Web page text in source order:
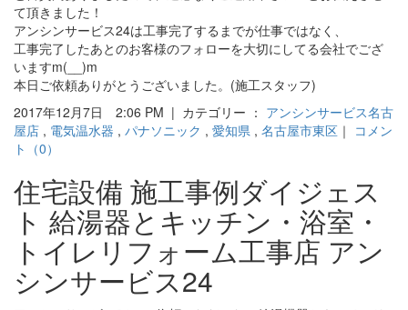
て頂きました！
アンシンサービス24は工事完了するまでが仕事ではなく、
工事完了したあとのお客様のフォローを大切にしてる会社でござ
いますm(__)m
本日ご依頼ありがとうございました。(施工スタッフ)
2017年12月7日 2:06 PM | カテゴリー ： アンシンサービス名古
屋店 , 電気温水器 , パナソニック , 愛知県 , 名古屋市東区 ｜ コメン
ト（0）
住宅設備 施工事例ダイジェス
ト 給湯器とキッチン・浴室・
トイレリフォーム工事店 アン
シンサービス24